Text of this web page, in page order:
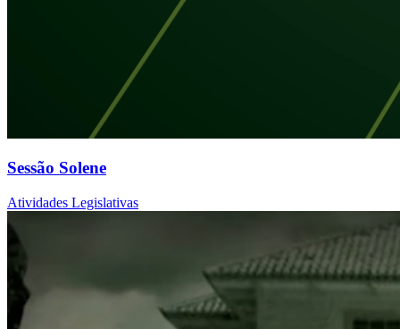
Sessão Solene
Atividades Legislativas